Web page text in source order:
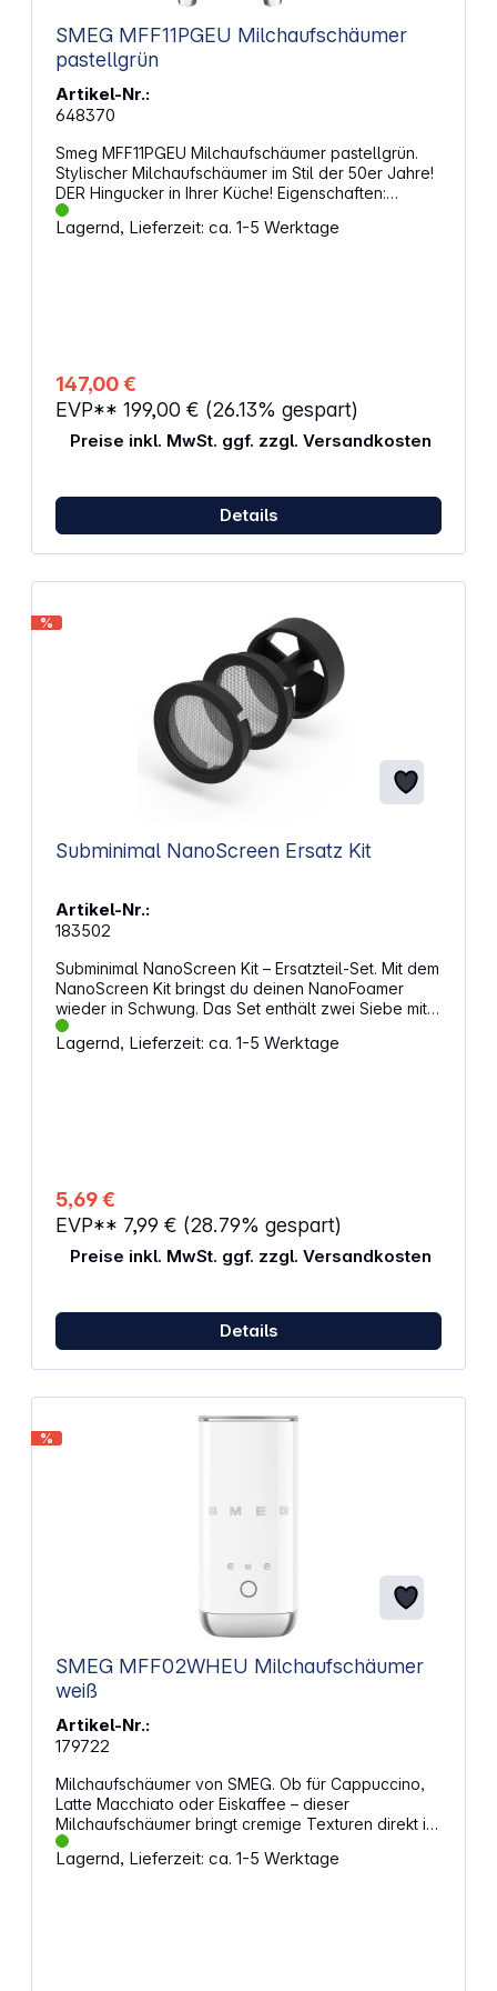
9,3 x 20 x 9,3 cm Gewicht: 840 g
SMEG MFF11PGEU Milchaufschäumer
pastellgrün
Artikel-Nr.:
648370
Smeg MFF11PGEU Milchaufschäumer pastellgrün.
Stylischer Milchaufschäumer im Stil der 50er Jahre!
DER Hingucker in Ihrer Küche! Eigenschaften:
Leistung: 500 W Induktionssystem für gleichmäßige
Erwärmung und optimale Milchkonsistenz
Rutschfeste Füße Netzkabelaufwicklung Länge
Lagernd, Lieferzeit: ca. 1-5 Werktage
147,00 €
EVP** 199,00 € (26.13% gespart)
Preise inkl. MwSt. ggf. zzgl. Versandkosten
Details
%
Subminimal NanoScreen Ersatz Kit
Artikel-Nr.:
183502
Subminimal NanoScreen Kit – Ersatzteil-Set. Mit dem
NanoScreen Kit bringst du deinen NanoFoamer
wieder in Schwung. Das Set enthält zwei Siebe mit
unterschiedlicher Feinheit sowie ein neues Impeller-
Element. Alle Teile sind passgenau für die Modelle
Material: Edelstahl und BPA-freies POM Passend für
NanoFoamer V2 und Lithium
Lagernd, Lieferzeit: ca. 1-5 Werktage
5,69 €
EVP** 7,99 € (28.79% gespart)
Preise inkl. MwSt. ggf. zzgl. Versandkosten
Details
%
SMEG MFF02WHEU Milchaufschäumer
weiß
Artikel-Nr.:
179722
Milchaufschäumer von SMEG. Ob für Cappuccino,
Latte Macchiato oder Eiskaffee – dieser
Milchaufschäumer bringt cremige Texturen direkt in
deine Tasse. Mit nur einem Knopfdruck verwandelst
du Milch in feinporigen Schaum oder erwärmst sie
Lagernd, Lieferzeit: ca. 1-5 Werktage